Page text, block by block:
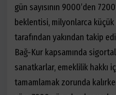
gün sayısının 9000’den 7200
beklentisi, milyonlarca
tarafından yakından takip
Bağ-Kur kapsamında
sanatkarlar, emeklilik hakkı
tamamlamak zorunda